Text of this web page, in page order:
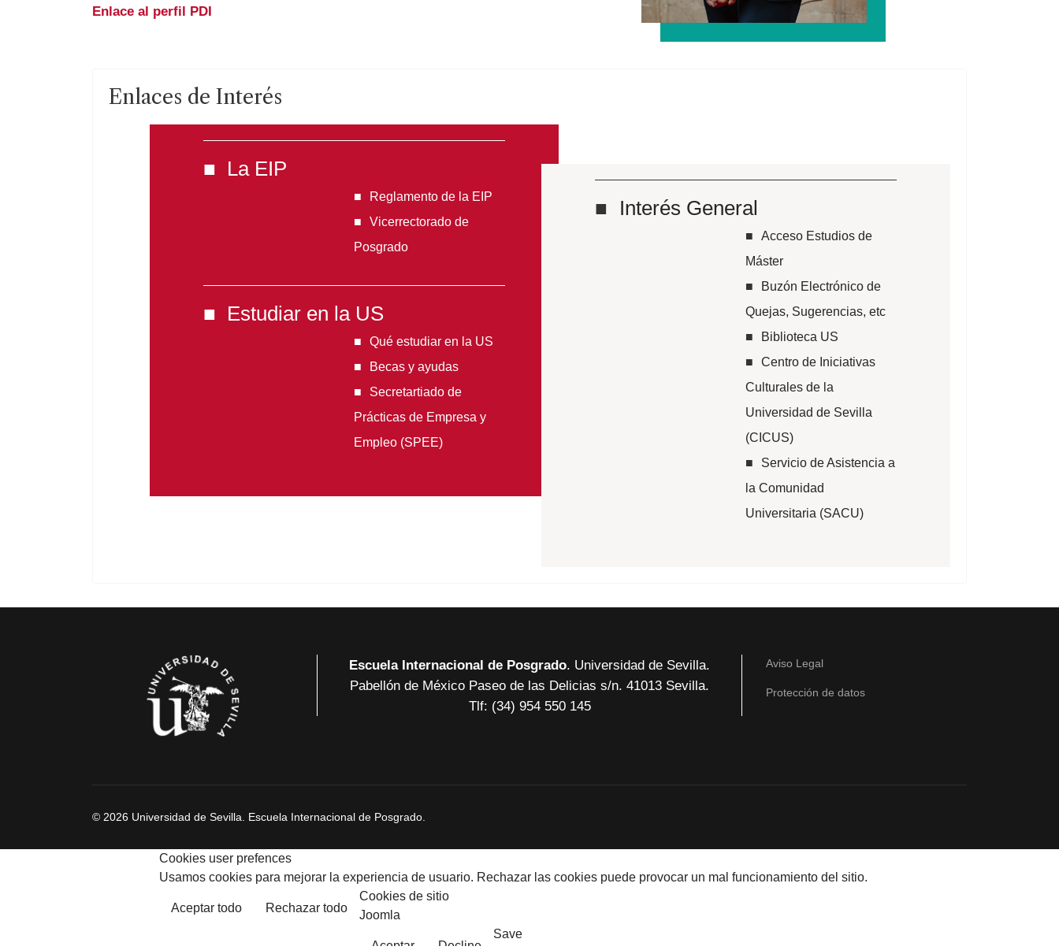
Enlace al perfil PDI
Enlaces de Interés
La EIP
Reglamento de la EIP
Vicerrectorado de
Posgrado
Estudiar en la US
Qué estudiar en la US
Becas y ayudas
Secretartiado de
Prácticas de Empresa y
Empleo (SPEE)
Interés General
Acceso Estudios de
Máster
Buzón Electrónico de
Quejas, Sugerencias, etc
Biblioteca US
Centro de Iniciativas
Culturales de la
Universidad de Sevilla
(CICUS)
Servicio de Asistencia a
la Comunidad
Universitaria (SACU)
Escuela Internacional de Posgrado. Universidad de Sevilla.
Pabellón de México Paseo de las Delicias s/n. 41013 Sevilla.
Tlf: (34) 954 550 145
Aviso Legal
Protección de datos
© 2026 Universidad de Sevilla. Escuela Internacional de Posgrado.
Cookies user prefences
Usamos cookies para mejorar la experiencia de usuario. Rechazar las cookies puede provocar un mal funcionamiento del sitio.
Aceptar todo Rechazar todo
Cookies de sitio
Joomla
Aceptar Decline
Save